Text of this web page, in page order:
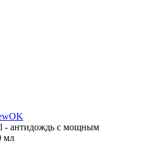
- антидождь с мощным
мл